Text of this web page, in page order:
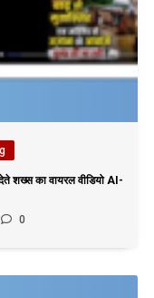
शख्स का वायरल वीडियो AI-
0